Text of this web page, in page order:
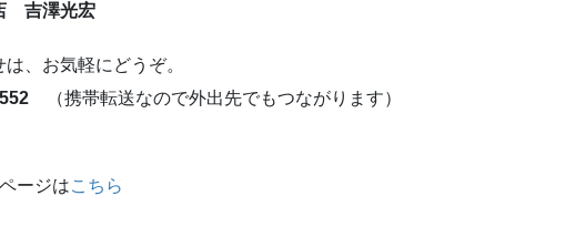
吉澤光宏
、お気軽にどうぞ。
（携帯転送なので外出先でもつながります）
ージはこちら